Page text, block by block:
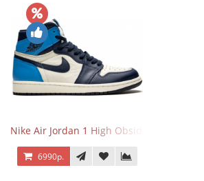
Nike Air Jordan 1 High Obsidian University
6990р.